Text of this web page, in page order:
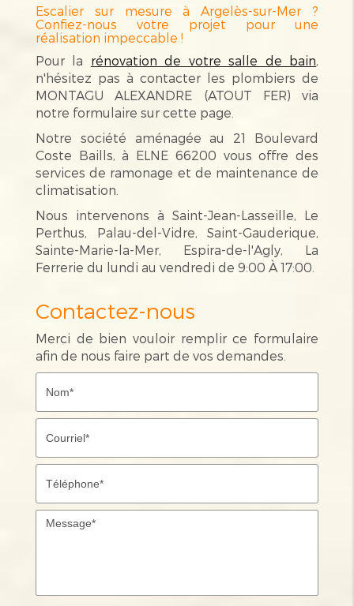
Escalier sur mesure à Argelès-sur-Mer ?
Confiez-nous votre projet pour une
réalisation impeccable !
Pour la rénovation de votre salle de bain,
n'hésitez pas à contacter les plombiers de
MONTAGU ALEXANDRE (ATOUT FER) via
notre formulaire sur cette page.
Notre société aménagée au 21 Boulevard
Coste Baills, à ELNE 66200 vous offre des
services de ramonage et de maintenance de
climatisation.
Nous intervenons à Saint-Jean-Lasseille, Le
Perthus, Palau-del-Vidre, Saint-Gauderique,
Sainte-Marie-la-Mer, Espira-de-l'Agly, La
Ferrerie du lundi au vendredi de 9:00 À 17:00.
Contactez-nous
Merci de bien vouloir remplir ce formulaire
afin de nous faire part de vos demandes.